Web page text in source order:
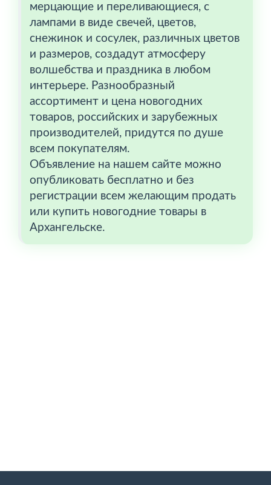
мерцающие и переливающиеся, с
лампами в виде свечей, цветов,
снежинок и сосулек, различных цветов
и размеров, создадут атмосферу
волшебства и праздника в любом
интерьере. Разнообразный
ассортимент и цена новогодних
товаров, российских и зарубежных
производителей, придутся по душе
всем покупателям.
Объявление на нашем сайте можно
опубликовать бесплатно и без
регистрации всем желающим продать
или купить новогодние товары в
Архангельске.